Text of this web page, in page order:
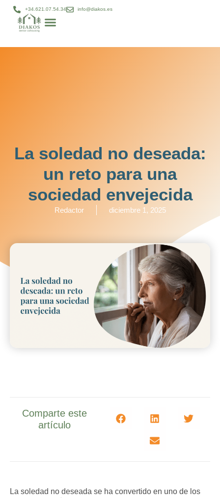
+34.621.07.54.34 info@diakos.es
La soledad no deseada:
un reto para una
sociedad envejecida
Redactor diciembre 1, 2025
Comparte este
artículo
La soledad no deseada se ha convertido en uno de los